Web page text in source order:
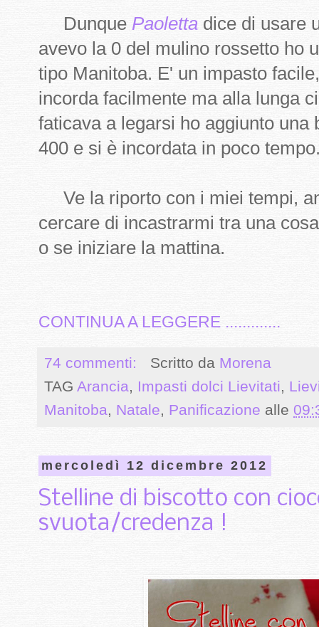
Dunque Paoletta dice di usare
avevo la 0 del mulino rossetto ho
tipo Manitoba. E' un impasto
incorda facilmente ma alla lunga
faticava a legarsi ho aggiunto
400 e si è incordata in poco
Ve la riporto con i miei tempi,
cercare di incastrarmi tra una
o se iniziare la mattina.
CONTINUA A LEGGERE .............
74 commenti: Scritto da Morena
TAG Arancia, Impasti dolci Lievitati,
Manitoba, Natale, Panificazione alle
mercoledì 12 dicembre 2012
Stelline di biscotto con
svuota/credenza !